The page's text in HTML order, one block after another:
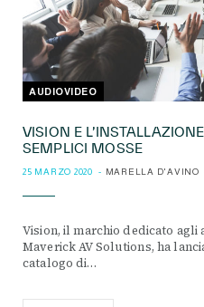
AUDIOVIDEO
VISION E
SEMPLICI MOSSE
25 MARZO 2020 MARELLA D'AVINO
Vision, il marchio dedicato agli
Maverick AV Solutions, ha
catalogo di…